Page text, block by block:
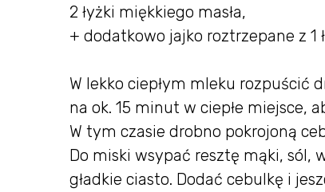
2 łyżki miękkiego masła,
+ dodatkowo jajko roztrzepane z 1
W lekko ciepłym mleku rozpuścić
na ok. 15 minut w ciepłe miejsce,
W tym czasie drobno pokrojoną
Do miski wsypać resztę mąki, sól,
gładkie ciasto. Dodać cebulkę i